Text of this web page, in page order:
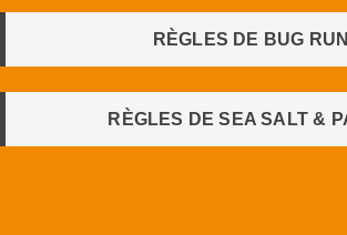
RÈGLES DE BUG RUN
RÈGLES DE SEA SALT &